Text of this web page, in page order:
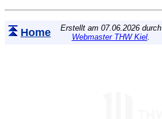
Home
Erstellt am 07.06.2026 durch
Webmaster THW Kiel.